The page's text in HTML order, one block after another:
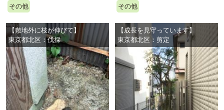
その他 その他
【敷地外に枝が伸びて】
東京都北区：伐採
【成長を見守っています】
東京都北区：剪定